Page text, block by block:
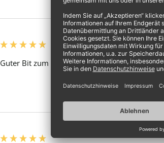
Guter Bit zum glätten der Nagelhaut.